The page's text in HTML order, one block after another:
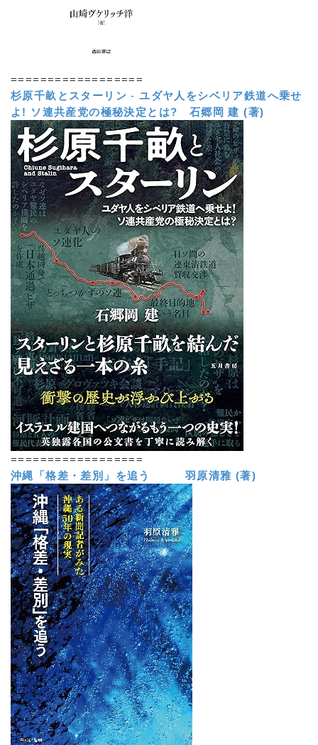
==================
杉原千畝とスターリン -ユダヤ人をシベリア鉄道へ乗せ
よ! ソ連共産党の極秘決定とは?
石郷岡 建 (著)
==================
沖縄「格差・差別」を追う 羽原清雅 (著)